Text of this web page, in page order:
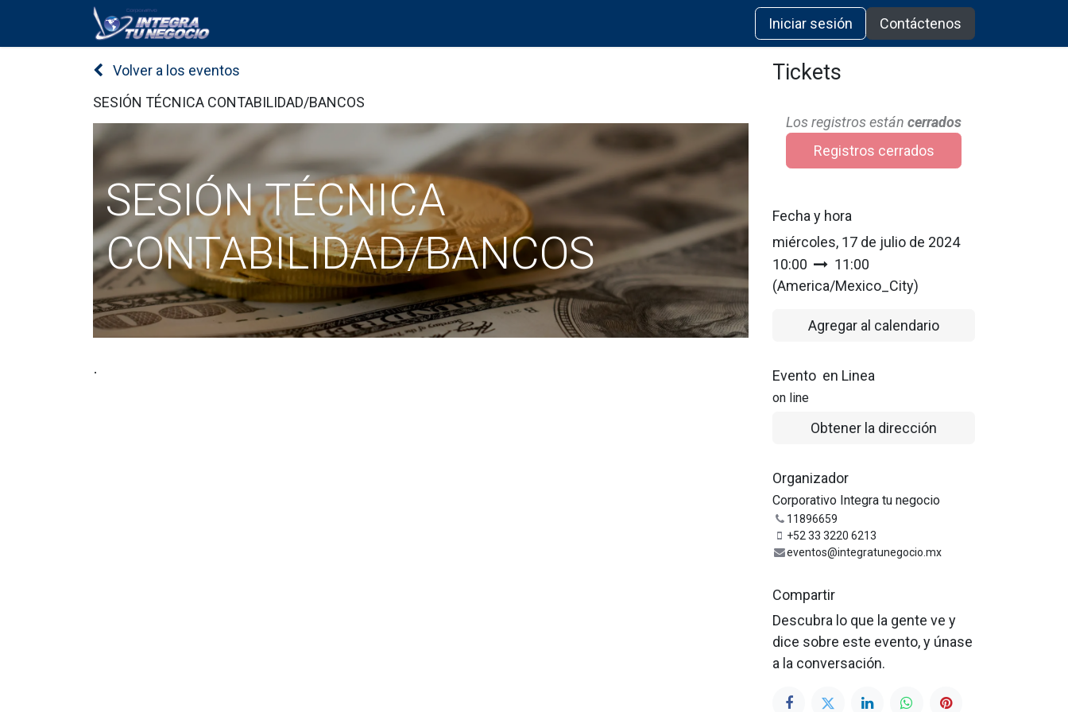
Iniciar sesión Contáctenos
Volver a los eventos
SESIÓN TÉCNICA CONTABILIDAD/BANCOS
SESIÓN TÉCNICA
CONTABILIDAD/BANCOS
.
Tickets
Los registros están cerrados
Registros cerrados
Fecha y hora
miércoles, 17 de julio de 2024
10:00
11:00
(America/Mexico_City)
Agregar al calendario
Evento en Linea
on line
Obtener la dirección
Organizador
Corporativo Integra tu negocio
11896659
+52 33 3220 6213
eventos@integratunegocio.mx
Compartir
Descubra lo que la gente ve y
dice sobre este evento, y únase
a la conversación.